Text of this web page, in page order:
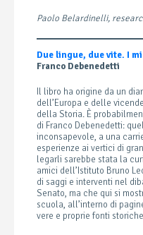
Paolo Belardinelli,
Due lingue, due vite. I
Franco Debenedetti
Il libro ha origine da un
dell’Europa e delle
della Storia. È
di Franco Debenedetti:
inconsapevole, a una
esperienze ai vertici di
legarli sarebbe stata la
amici dell’Istituto Bruno
di saggi e interventi nel
Senato, ma che qui si
scuola, all’interno di
vere e proprie fonti